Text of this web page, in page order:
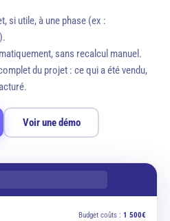
si utile, à une phase (ex :
sans recalcul manuel.
du projet : ce qui a été vendu,
Voir une démo
Budget coûts : 1 500€